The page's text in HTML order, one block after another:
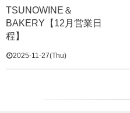
TSUNOWINE＆
BAKERY【12月営業日
程】
2025-11-27(Thu)